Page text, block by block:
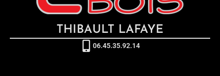
THIBAULT LAFAYE
06.45.35.92.14